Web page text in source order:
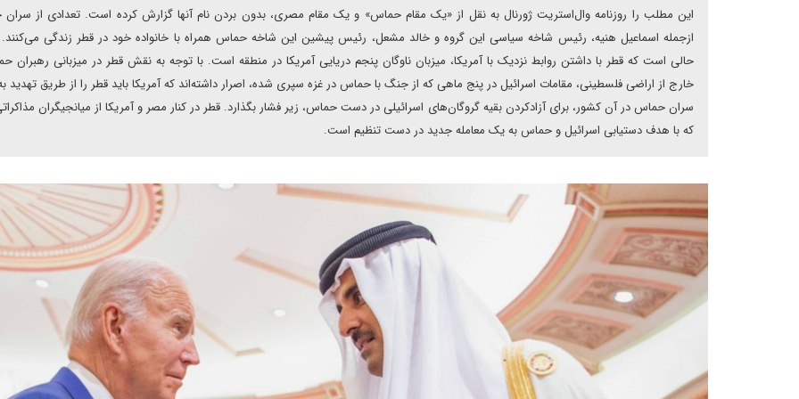
این مطلب را روزنامه وال‌استریت ژورنال به نقل از «یک مقام حماس» و یک مقام مصری، بدون بردن نام آنها گزارش کرده است. تعدادی از
از‌جمله اسماعیل هنیه، رئیس شاخه سیاسی این گروه و خالد مشعل، رئیس پیشین این شاخه حماس همراه با خانواده خود در قطر زندگی
حالی است که قطر با داشتن روابط نزدیک با آمریکا، میزبان ناوگان پنجم دریایی آمریکا در منطقه است. با توجه به نقش قطر در میزبانی رهبران
خارج از اراضی فلسطینی، مقامات اسرائیل در پنج ماهی که از جنگ با حماس در غزه سپری شده، اصرار داشته‌اند که آمریکا باید قطر را از طریق تهدید
سران حماس در آن کشور، برای آزاد‌کردن بقیه گروگان‌های اسرائیلی در دست حماس، زیر فشار بگذارد. قطر در کنار مصر و آمریکا از میانجیگران
که با هدف دستیابی اسرائیل و حماس به یک معامله جدید در دست تنظیم است.